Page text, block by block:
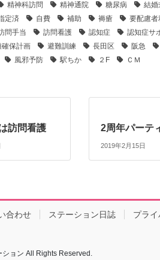
精神科訪問 精神通院 糖尿病 結婚
定済 自費 補助 褥瘡 要配慮者
問手当 訪問看護 認知症 認知症サ
確保計画 避難訓練 長田区 阪急
風邪予防 駅ちか ２F ＣＭ
訪問看護 2周年パーテ
2019年2月15日
合わせ ステーション日誌 プラ
ョン All Rights Reserved.